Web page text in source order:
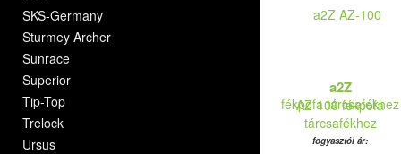
SKS-Germany
Sturmey Archer
Sunrace
Superior
Tip-Top
Trelock
Ursus
a2Z
AZ-100 fékpofa
tárcsafékhez
fogyasztói ár: